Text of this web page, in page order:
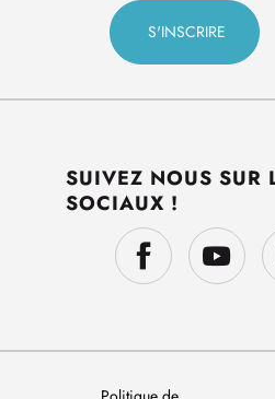
SUIVEZ NOUS SUR
SOCIAUX !